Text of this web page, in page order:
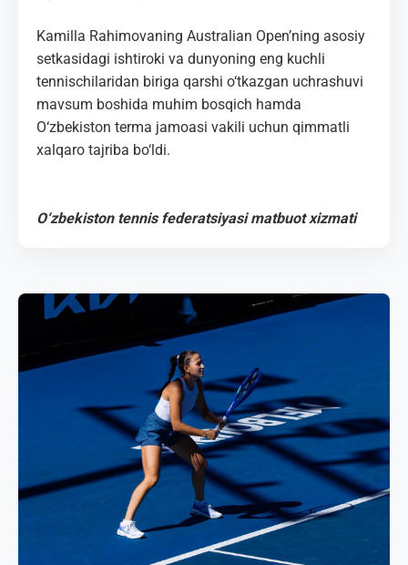
Kamilla Rahimovaning Australian Open’ning asosiy
setkasidagi ishtiroki va dunyoning eng kuchli
tennischilaridan biriga qarshi o‘tkazgan uchrashuvi
mavsum boshida muhim bosqich hamda
O‘zbekiston terma jamoasi vakili uchun qimmatli
xalqaro tajriba bo‘ldi.
O‘zbekiston tennis federatsiyasi matbuot xizmati